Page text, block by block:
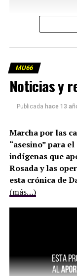
MU66
Noticias y
Publicada hace 13
Marcha por las
“asesino” para
indígenas que
Rosada y las
esta crónica de
(más…)